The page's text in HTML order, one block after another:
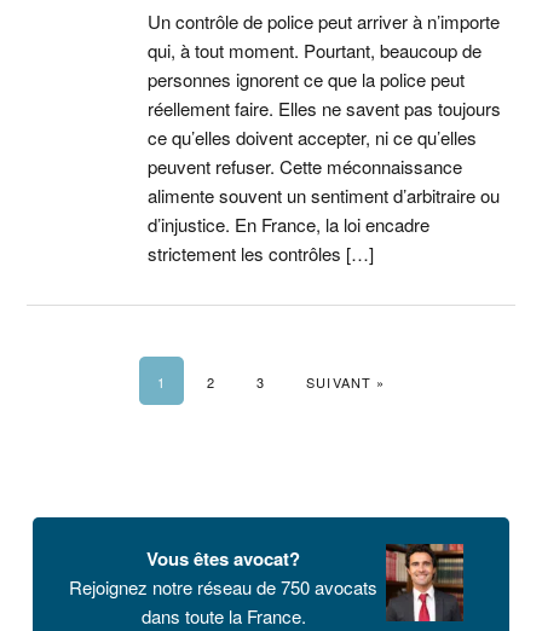
Un contrôle de police peut arriver à n’importe
qui, à tout moment. Pourtant, beaucoup de
personnes ignorent ce que la police peut
réellement faire. Elles ne savent pas toujours
ce qu’elles doivent accepter, ni ce qu’elles
peuvent refuser. Cette méconnaissance
alimente souvent un sentiment d’arbitraire ou
d’injustice. En France, la loi encadre
strictement les contrôles […]
1 2 3 SUIVANT »
latérale
principale
Vous êtes avocat?
Rejoignez notre réseau de 750 avocats
dans toute la France.